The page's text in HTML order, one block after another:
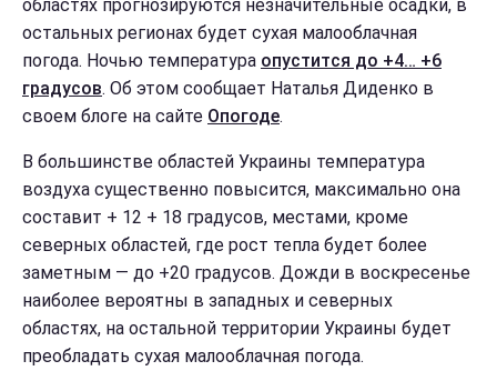
областях прогнозируются незначительные осадки, в
остальных регионах будет сухая малооблачная
погода. Ночью температура опустится до +4… +6
градусов. Об этом сообщает Наталья Диденко в
своем блоге на сайте Опогоде.
В большинстве областей Украины температура
воздуха существенно повысится, максимально она
составит + 12 + 18 градусов, местами, кроме
северных областей, где рост тепла будет более
заметным — до +20 градусов. Дожди в воскресенье
наиболее вероятны в западных и северных
областях, на остальной территории Украины будет
преобладать сухая малооблачная погода.